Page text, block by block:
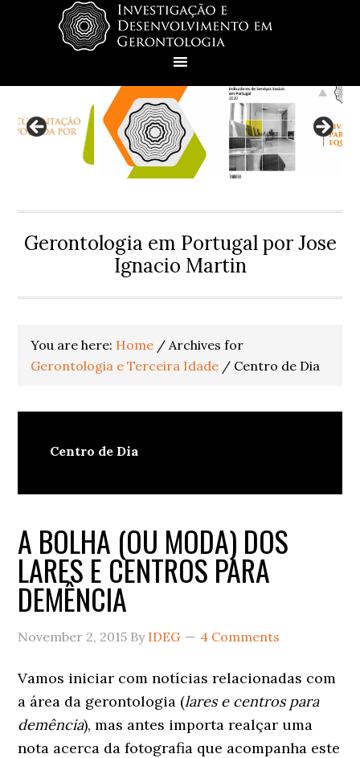
Gerontologia em Portugal por Jose
Ignacio Martin
You are here: Home / Archives for
Gerontologia e Terceira Idade / Centro de Dia
Centro de Dia
A BOLHA (OU MODA) DOS
LARES E CENTROS PARA
DEMÊNCIA
November 2, 2015 By IDEG 4 Comments
Vamos iniciar com notícias relacionadas com
a área da gerontologia (lares e centros para
demência), mas antes importa realçar uma
nota acerca da fotografia que acompanha este